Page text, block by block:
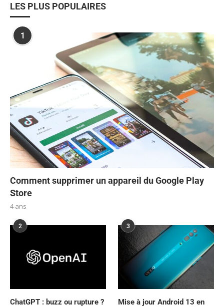
LES PLUS POPULAIRES
1
Comment supprimer un appareil du Google Play
Store
4 ans
2
ChatGPT : buzz ou rupture ?
3
Mise à jour Android 13 en